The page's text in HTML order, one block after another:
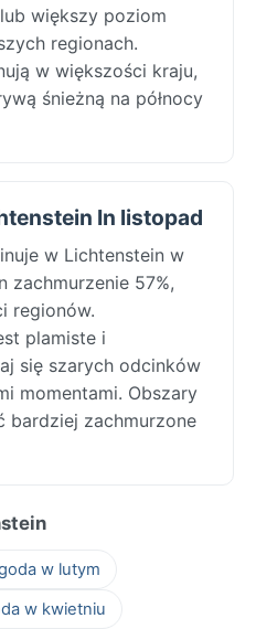
większy poziom
regionach.
w większości kraju,
śnieżną na północy
In listopad
w Lichtenstein w
zachmurzenie 57%,
regionów.
plamiste i
się szarych odcinków
momentami. Obszary
bardziej zachmurzone
w lutym
w kwietniu